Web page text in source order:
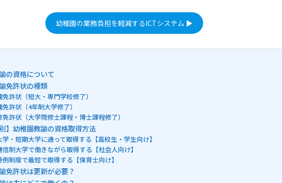
幼稚園の業務負担を軽減するICTシステム ▶
の資格について
免許状の種類
免許状（短大・専門学校修了）
免許状（4年制大学修了）
免許状（大学院修士課程・博士課程修了）
別】幼稚園教諭の資格取得方法
学・短期大学に通って取得する【高校生・学生向け】
信制大学で働きながら取得する【社会人向け】
例制度で最短で取得する【保育士向け】
免許状は更新が必要？